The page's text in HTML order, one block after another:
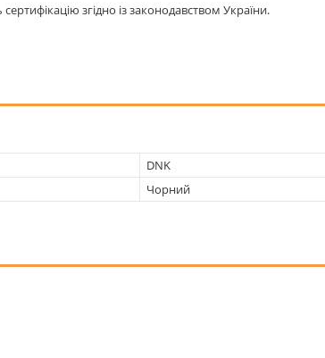
згідно із законодавством України.
DNK
Чорний